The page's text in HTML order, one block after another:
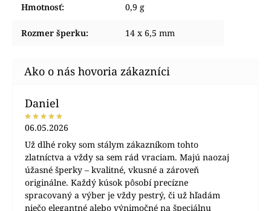
Hmotnosť: 0,9 g
Rozmer šperku: 14 x 6,5 mm
Daniel
06.05.2026
Už dlhé roky som stálym zákazníkom tohto
zlatníctva a vždy sa sem rád vraciam. Majú naozaj
úžasné šperky – kvalitné, vkusné a zároveň
originálne. Každý kúsok pôsobí precízne
spracovaný a výber je vždy pestrý, či už hľadám
niečo elegantné alebo výnimočné na špeciálnu